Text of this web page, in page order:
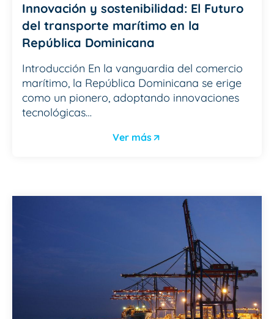
Innovación y sostenibilidad: El Futuro
del transporte marítimo en la
República Dominicana
Introducción En la vanguardia del comercio
marítimo, la República Dominicana se erige
como un pionero, adoptando innovaciones
tecnológicas…
Ver más